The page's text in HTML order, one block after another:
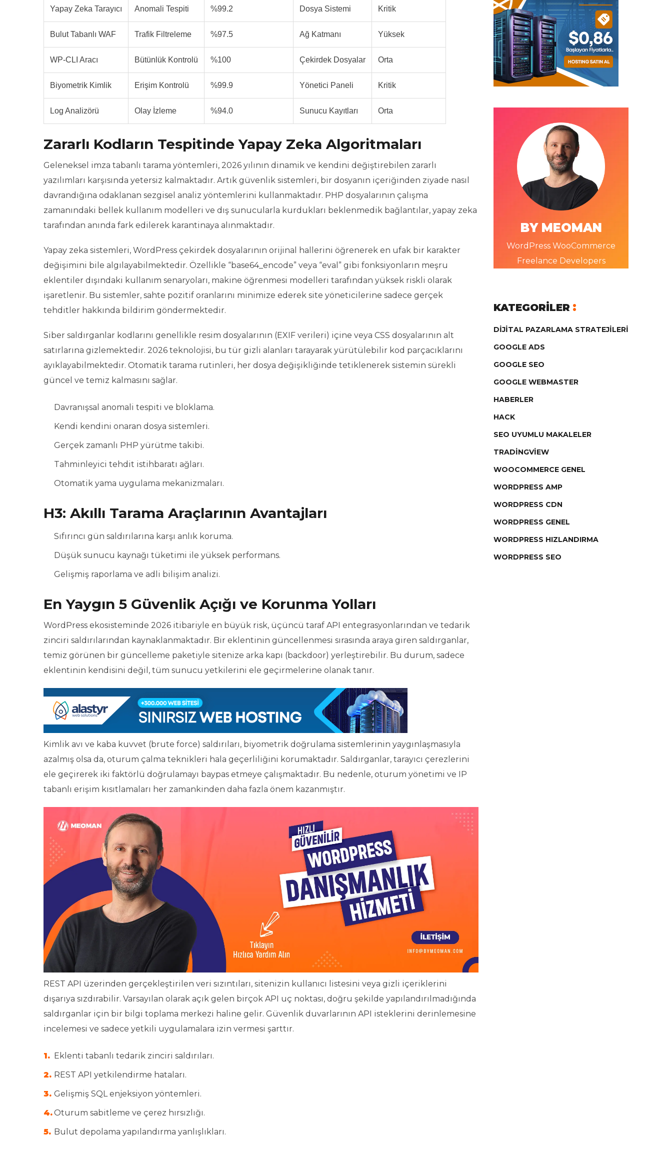
Yapay Zeka Tarayıcı Anomali Tespiti %99.2 Dosya Sistemi Kritik
Bulut Tabanlı WAF Trafik Filtreleme %97.5 Ağ Katmanı Yüksek
WP-CLI Aracı Bütünlük Kontrolü %100 Çekirdek Dosyalar Orta
Biyometrik Kimlik Erişim Kontrolü %99.9 Yönetici Paneli Kritik
Log Analizörü Olay İzleme %94.0 Sunucu Kayıtları Orta
Zararlı Kodların Tespitinde Yapay Zeka Algoritmaları
Geleneksel imza tabanlı tarama yöntemleri, 2026 yılının dinamik ve kendini değiştirebilen zararlı
yazılımları karşısında yetersiz kalmaktadır. Artık güvenlik sistemleri, bir dosyanın içeriğinden ziyade nasıl
davrandığına odaklanan sezgisel analiz yöntemlerini kullanmaktadır. PHP dosyalarının çalışma
zamanındaki bellek kullanım modelleri ve dış sunucularla kurdukları beklenmedik bağlantılar, yapay zeka
tarafından anında fark edilerek karantinaya alınmaktadır.
Yapay zeka sistemleri, WordPress çekirdek dosyalarının orijinal hallerini öğrenerek en ufak bir karakter
değişimini bile algılayabilmektedir. Özellikle “base64_encode” veya “eval” gibi fonksiyonların meşru
eklentiler dışındaki kullanım senaryoları, makine öğrenmesi modelleri tarafından yüksek riskli olarak
işaretlenir. Bu sistemler, sahte pozitif oranlarını minimize ederek site yöneticilerine sadece gerçek
tehditler hakkında bildirim göndermektedir.
Siber saldırganlar kodlarını genellikle resim dosyalarının (EXIF verileri) içine veya CSS dosyalarının alt
satırlarına gizlemektedir. 2026 teknolojisi, bu tür gizli alanları tarayarak yürütülebilir kod parçacıklarını
ayıklayabilmektedir. Otomatik tarama rutinleri, her dosya değişikliğinde tetiklenerek sistemin sürekli
güncel ve temiz kalmasını sağlar.
Davranışsal anomali tespiti ve bloklama.
Kendi kendini onaran dosya sistemleri.
Gerçek zamanlı PHP yürütme takibi.
Tahminleyici tehdit istihbaratı ağları.
Otomatik yama uygulama mekanizmaları.
H3: Akıllı Tarama Araçlarının Avantajları
Sıfırıncı gün saldırılarına karşı anlık koruma.
Düşük sunucu kaynağı tüketimi ile yüksek performans.
Gelişmiş raporlama ve adli bilişim analizi.
En Yaygın 5 Güvenlik Açığı ve Korunma Yolları
WordPress ekosisteminde 2026 itibariyle en büyük risk, üçüncü taraf API entegrasyonlarından ve tedarik
zinciri saldırılarından kaynaklanmaktadır. Bir eklentinin güncellenmesi sırasında araya giren saldırganlar,
temiz görünen bir güncelleme paketiyle sitenize arka kapı (backdoor) yerleştirebilir. Bu durum, sadece
eklentinin kendisini değil, tüm sunucu yetkilerini ele geçirmelerine olanak tanır.
Kimlik avı ve kaba kuvvet (brute force) saldırıları, biyometrik doğrulama sistemlerinin yaygınlaşmasıyla
azalmış olsa da, oturum çalma teknikleri hala geçerliliğini korumaktadır. Saldırganlar, tarayıcı çerezlerini
ele geçirerek iki faktörlü doğrulamayı baypas etmeye çalışmaktadır. Bu nedenle, oturum yönetimi ve IP
tabanlı erişim kısıtlamaları her zamankinden daha fazla önem kazanmıştır.
REST API üzerinden gerçekleştirilen veri sızıntıları, sitenizin kullanıcı listesini veya gizli içeriklerini
dışarıya sızdırabilir. Varsayılan olarak açık gelen birçok API uç noktası, doğru şekilde yapılandırılmadığında
saldırganlar için bir bilgi toplama merkezi haline gelir. Güvenlik duvarlarının API isteklerini derinlemesine
incelemesi ve sadece yetkili uygulamalara izin vermesi şarttır.
Eklenti tabanlı tedarik zinciri saldırıları.
REST API yetkilendirme hataları.
Gelişmiş SQL enjeksiyon yöntemleri.
Oturum sabitleme ve çerez hırsızlığı.
Bulut depolama yapılandırma yanlışlıkları.
BY MEOMAN
WordPress WooCommerce
Freelance Developers
KATEGORILER
DIJITAL PAZARLAMA STRATEJILERI
GOOGLE ADS
GOOGLE SEO
GOOGLE WEBMASTER
HABERLER
HACK
SEO UYUMLU MAKALELER
TRADINGVIEW
WOOCOMMERCE GENEL
WORDPRESS AMP
WORDPRESS CDN
WORDPRESS GENEL
WORDPRESS HIZLANDIRMA
WORDPRESS SEO